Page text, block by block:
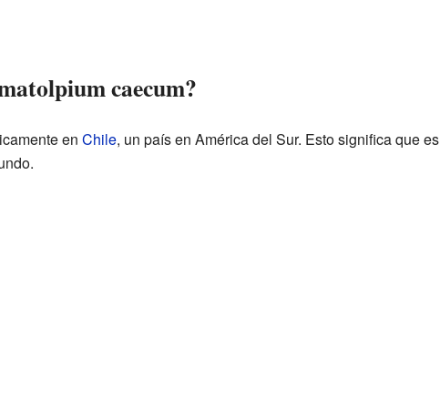
caecum?
en Chile, un país en América del Sur. Esto significa que es